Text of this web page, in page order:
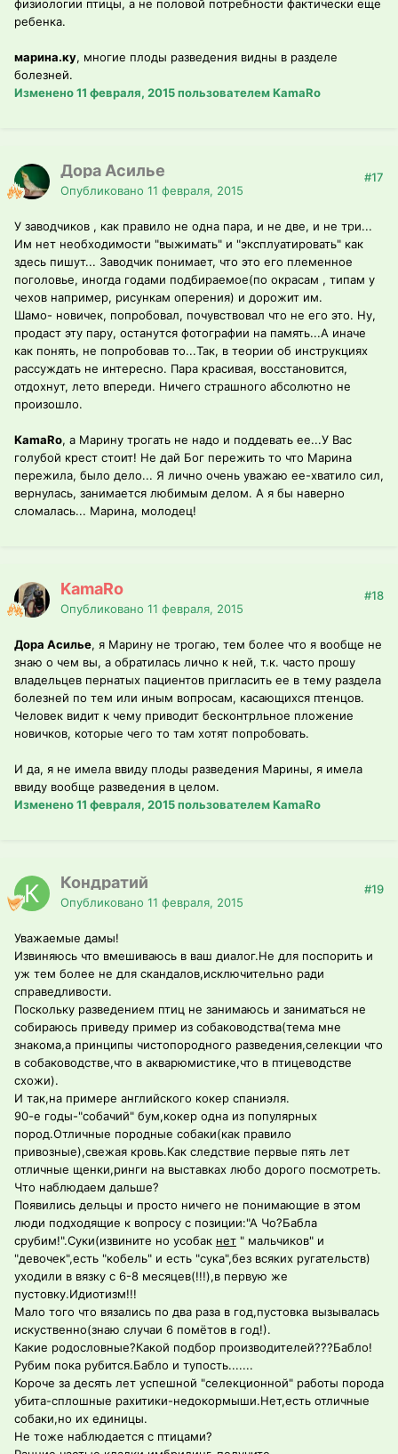
физиологии птицы, а не половой потребности фактически еще
ребенка.
марина.ку, многие плоды разведения видны в разделе
болезней.
Изменено11 февраля, 2015пользователем KamaRo
Дора Асилье
Опубликовано 11 февраля, 2015
#17
У заводчиков , как правило не одна пара, и не две, и не три...
Им нет необходимости "выжимать" и "эксплуатировать" как
здесь пишут... Заводчик понимает, что это его племенное
поголовье, иногда годами подбираемое(по окрасам , типам у
чехов например, рисункам оперения) и дорожит им.
Шамо- новичек, попробовал, почувствовал что не его это. Ну,
продаст эту пару, останутся фотографии на память...А иначе
как понять, не попробовав то...Так, в теории об инструкциях
рассуждать не интересно. Пара красивая, восстановится,
отдохнут, лето впереди. Ничего страшного абсолютно не
произошло.
KamaRo, а Марину трогать не надо и поддевать ее...У Вас
голубой крест стоит! Не дай Бог пережить то что Марина
пережила, было дело... Я лично очень уважаю ее-хватило сил,
вернулась, занимается любимым делом. А я бы наверно
сломалась... Марина, молодец!
KamaRo
Опубликовано 11 февраля, 2015
#18
Дора Асилье, я Марину не трогаю, тем более что я вообще не
знаю о чем вы, а обратилась лично к ней, т.к. часто прошу
владельцев пернатых пациентов пригласить ее в тему раздела
болезней по тем или иным вопросам, касающихся птенцов.
Человек видит к чему приводит бесконтрльное пложение
новичков, которые чего то там хотят попробовать.
И да, я не имела ввиду плоды разведения Марины, я имела
ввиду вообще разведения в целом.
Изменено11 февраля, 2015пользователем KamaRo
Кондратий
Опубликовано 11 февраля, 2015
#19
Уважаемые дамы!
Извиняюсь что вмешиваюсь в ваш диалог.Не для поспорить и
уж тем более не для скандалов,исключительно ради
справедливости.
Поскольку разведением птиц не занимаюсь и заниматься не
собираюсь приведу пример из собаководства(тема мне
знакома,а принципы чистопородного разведения,селекции что
в собаководстве,что в акварюмистике,что в птицеводстве
схожи).
И так,на примере английского кокер спаниэля.
90-е годы-"собачий" бум,кокер одна из популярных
пород.Отличные породные собаки(как правило
привозные),свежая кровь.Как следствие первые пять лет
отличные щенки,ринги на выставках любо дорого посмотреть.
Что наблюдаем дальше?
Появились дельцы и просто ничего не понимающие в этом
люди подходящие к вопросу с позиции:"А Чо?Бабла
срубим!".Суки(извините но усобак нет " мальчиков" и
"девочек",есть "кобель" и есть "сука",без всяких ругательств)
уходили в вязку с 6-8 месяцев(!!!),в первую же
пустовку.Идиотизм!!!
Мало того что вязались по два раза в год,пустовка вызывалась
искуственно(знаю случаи 6 помётов в год!).
Какие родословные?Какой подбор производителей???Бабло!
Рубим пока рубится.Бабло и тупость.......
Короче за десять лет успешной "селекционной" работы порода
убита-сплошные рахитики-недокормыши.Нет,есть отличные
собаки,но их единицы.
Не тоже наблюдается с птицами?